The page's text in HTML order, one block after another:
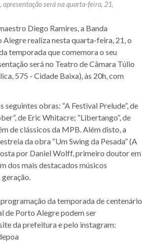
será na quarta-feira, 21,
Diego Ramires, a Banda
realiza nesta quarta-feira, 21, o
temporada que comemora o seu
será no Teatro de Câmara Túlio
575 - Cidade Baixa), às 20h, com
obras: “A Festival Prelude”, de
de Eric Whitacre; “Libertango”, de
de clássicos da MPB. Além disto, a
da obra “Um Swing da Pesada” (A
por Daniel Wolff, primeiro doutor em
dos mais destacados músicos
da temporada de centenário
de Porto Alegre podem ser
da prefeitura e pelo instagram: